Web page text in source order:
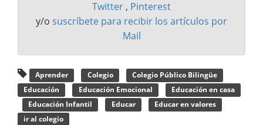
Twitter , Pinterest
y/o suscríbete para recibir los artículos por
Mail
Aprender Colegio
Colegio Público Bilingüe
Educación
Educación Emocional
Educación en casa
Educación Infantil
Educar
Educar en valores
ir al colegio